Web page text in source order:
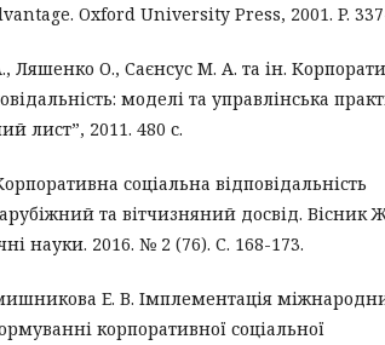
Oxford University Press, 2001. P.
Ляшенко О., Саєнсус М. А. та ін.
моделі та управлінська
лист”, 2011. 480 с.
соціальна відповідальність
та вітчизняний досвід. Вісник
науки. 2016. № 2 (76). С. 168-173.
Е. В. Імплементація
корпоративної соціальної